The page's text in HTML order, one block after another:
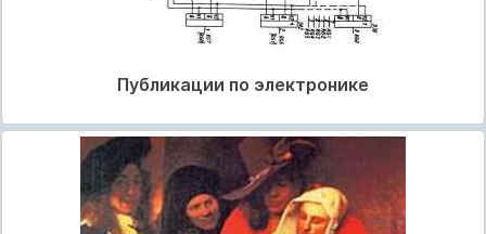
Публикации по электронике